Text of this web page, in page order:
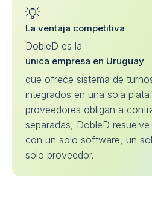
💡
La ventaja competitiva
DobleD es la
unica empresa en Uruguay
que ofrece sistema de
integrados en una sola
proveedores obligan a
separadas, DobleD
con un solo software, un
solo proveedor.